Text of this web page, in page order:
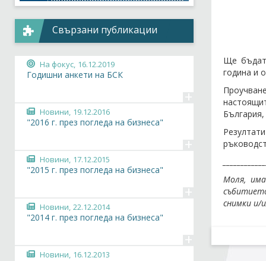
Ще бъдат
година и
Моля,
снимки и/
Свързани публикации
На фокус, 16.12.2019
Годишни анкети на БСК
+
Новини, 19.12.2016
"2016 г. през погледа на бизнеса"
+
Новини, 17.12.2015
"2015 г. през погледа на бизнеса"
+
Новини, 22.12.2014
"2014 г. през погледа на бизнеса"
+
Новини, 16.12.2013